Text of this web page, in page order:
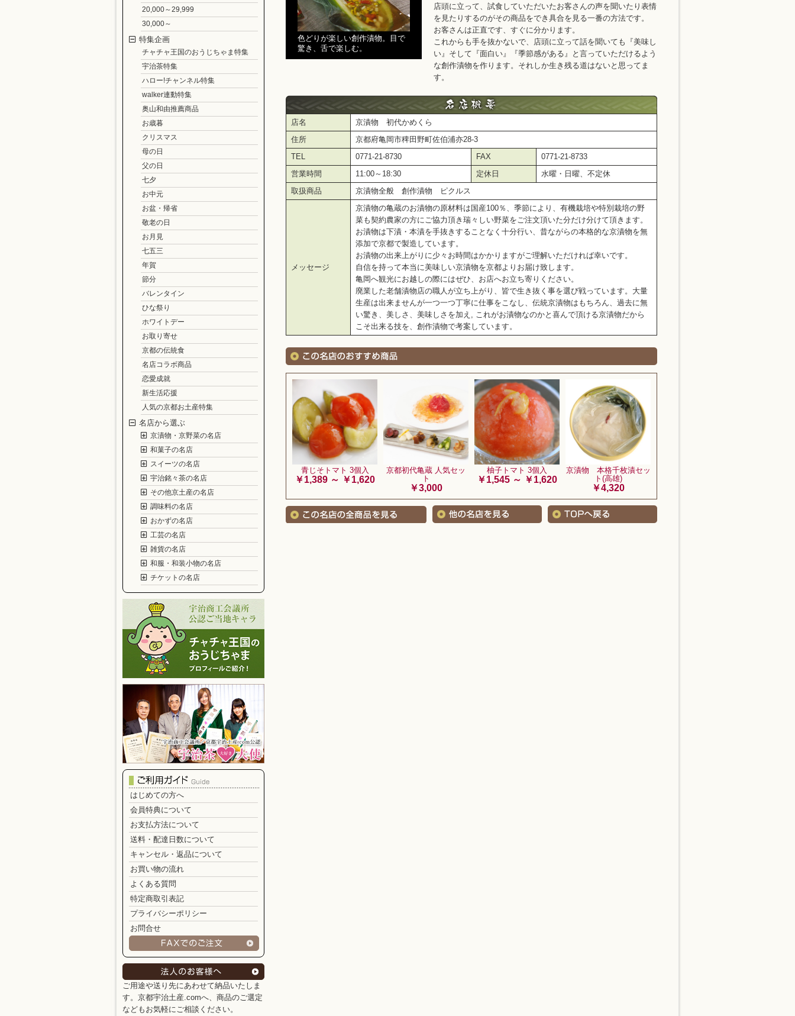
20,000～29,999
30,000～
特集企画
チャチャ王国のおうじちゃま特集
宇治茶特集
ハロー!チャンネル特集
walker連動特集
奥山和由推薦商品
お歳暮
クリスマス
母の日
父の日
七夕
お中元
お盆・帰省
敬老の日
お月見
七五三
年賀
節分
バレンタイン
ひな祭り
ホワイトデー
お取り寄せ
京都の伝統食
名店コラボ商品
恋愛成就
新生活応援
人気の京都お土産特集
名店から選ぶ
京漬物・京野菜の名店
和菓子の名店
スイーツの名店
宇治銘々茶の名店
その他京土産の名店
調味料の名店
おかずの名店
工芸の名店
雑貨の名店
和服・和装小物の名店
チケットの名店
はじめての方へ
会員特典について
お支払方法について
送料・配達日数について
キャンセル・返品について
お買い物の流れ
よくある質問
特定商取引表記
プライバシーポリシー
お問合せ
ご用途や送り先にあわせて納品いたしま
す。京都宇治土産.comへ、商品のご選定
などもお気軽にご相談ください。
色どりが楽しい創作漬物。目で
驚き、舌で楽しむ。
店頭に立って、試食していただいたお客さんの声を聞いたり表情
を見たりするのがその商品をでき具合を見る一番の方法です。
お客さんは正直です、すぐに分かります。
これからも手を抜かないで、店頭に立って話を聞いても『美味し
い』そして『面白い』『季節感がある』と言っていただけるよう
な創作漬物を作ります。それしか生き残る道はないと思ってま
す。
店名
京漬物 初代かめくら
住所
京都府亀岡市稗田野町佐伯浦亦28‐3
TEL
0771-21-8730 FAX
0771-21-8733
営業時間
11:00～18:30 定休日
水曜・日曜、不定休
取扱商品
京漬物全般 創作漬物 ピクルス
メッセージ
京漬物の亀蔵のお漬物の原材料は国産100％、季節により、有機栽培や特別栽培の野
菜も契約農家の方にご協力頂き瑞々しい野菜をご注文頂いた分だけ分けて頂きます。
お漬物は下漬・本漬を手抜きすることなく十分行い、昔ながらの本格的な京漬物を無
添加で京都で製造しています。
お漬物の出来上がりに少々お時間はかかりますがご理解いただければ幸いです。
自信を持って本当に美味しい京漬物を京都よりお届け致します。
亀岡へ観光にお越しの際にはぜひ、お店へお立ち寄りください。
廃業した老舗漬物店の職人が立ち上がり、皆で生き抜く事を選び戦っています。大量
生産は出来ませんが一つ一つ丁寧に仕事をこなし、伝統京漬物はもちろん、過去に無
い驚き、美しさ、美味しさを加え, これがお漬物なのかと喜んで頂ける京漬物だから
こそ出来る技を、創作漬物で考案しています。
青じそトマト 3個入
￥1,389 ～ ￥1,620
京都初代亀蔵 人気セッ
ト
￥3,000
柚子トマト 3個入
￥1,545 ～ ￥1,620
京漬物 本格千枚漬セッ
ト(高雄)
￥4,320